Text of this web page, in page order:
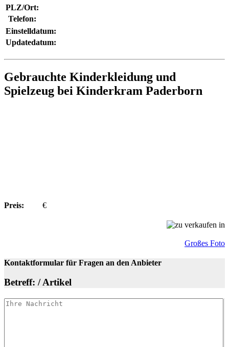
PLZ/Ort:
Telefon:
Einstelldatum:
Updatedatum:
Gebrauchte Kinderkleidung und
Spielzeug bei Kinderkram Paderborn
Preis: €
Großes Foto
Kontaktformular für Fragen an den Anbieter
Betreff: / Artikel